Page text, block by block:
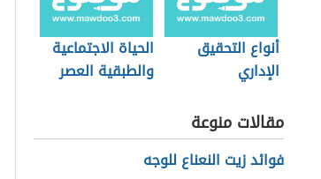
أنواع التحقيق
الإداري
الحياة الاجتماعية
والطبقية العصر
مقالات منوعة
فوائد زيت النعناع للوجه